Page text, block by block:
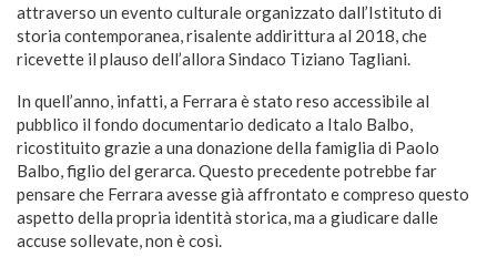
attraverso un evento culturale organizzato dall’Istituto di
storia contemporanea, risalente addirittura al 2018, che
ricevette il plauso dell’allora Sindaco Tiziano Tagliani.
In quell’anno, infatti, a Ferrara è stato reso accessibile al
pubblico il fondo documentario dedicato a Italo Balbo,
ricostituito grazie a una donazione della famiglia di Paolo
Balbo, figlio del gerarca. Questo precedente potrebbe far
pensare che Ferrara avesse già affrontato e compreso questo
aspetto della propria identità storica, ma a giudicare dalle
accuse sollevate, non è così.